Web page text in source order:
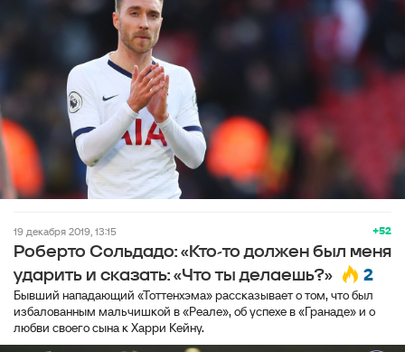
+52
19 декабря 2019, 13:15
Роберто Сольдадо: «Кто-то должен был меня
ударить и сказать: «Что ты делаешь?»
2
Бывший нападающий «Тоттенхэма» рассказывает о том, что был
избалованным мальчишкой в «Реале», об успехе в «Гранаде» и о
любви своего сына к Харри Кейну.